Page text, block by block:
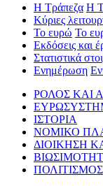
Η Τράπεζα Η
Κύριες
Το ευρώ Το
Εκδόσεις και
Στατιστικά
Ενημέρωση
ΡΟΛΟΣ ΚΑΙ
ΙΣΤΟΡΙΑ
ΝΟΜΙΚΟ
ΔΙΟΙΚΗΣΗ
ΠΟΛΙΤΙΣΜΟΣ